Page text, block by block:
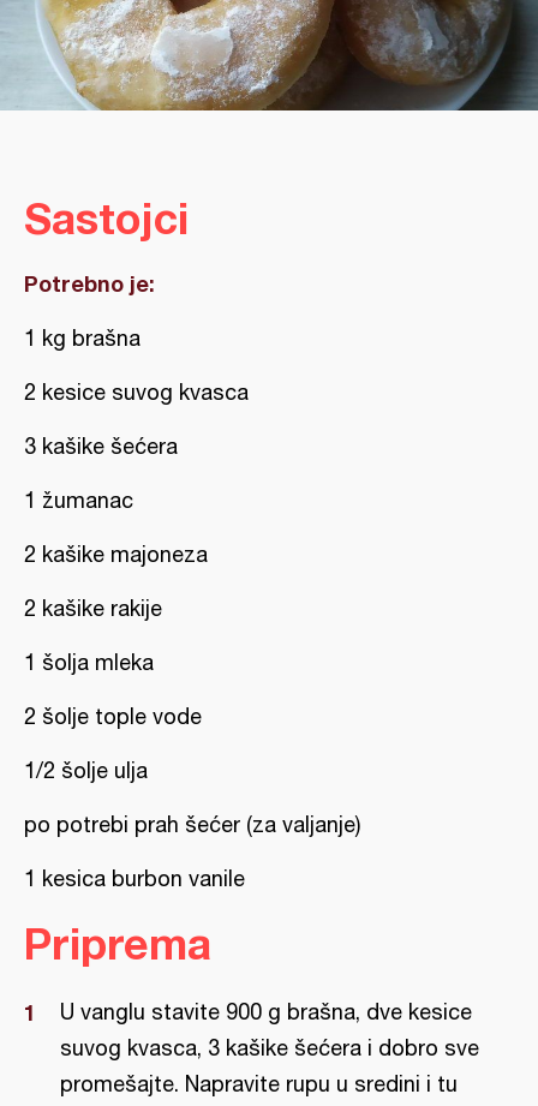
Sastojci
Potrebno je:
1 kg brašna
2 kesice suvog kvasca
3 kašike šećera
1 žumanac
2 kašike majoneza
2 kašike rakije
1 šolja mleka
2 šolje tople vode
1/2 šolje ulja
po potrebi prah šećer (za valjanje)
1 kesica burbon vanile
Priprema
U vanglu stavite 900 g brašna, dve kesice
suvog kvasca, 3 kašike šećera i dobro sve
promešajte. Napravite rupu u sredini i tu